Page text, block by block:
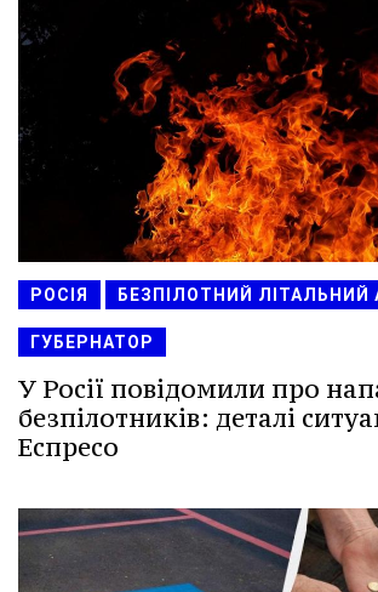
РОСІЯ БЕЗПІЛОТНИЙ ЛІТАЛЬНИЙ
ГУБЕРНАТОР
У Росії повідомили про
безпілотників: деталі
Еспресо